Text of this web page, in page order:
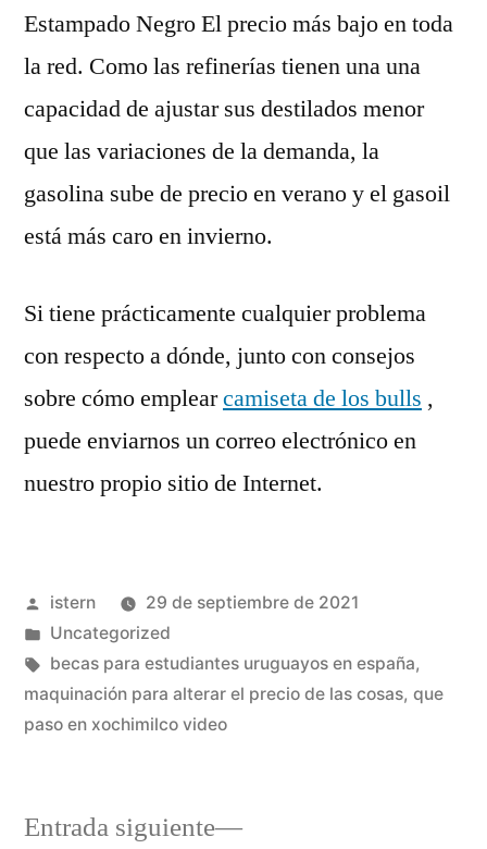
Estampado Negro El precio más bajo en toda
la red. Como las refinerías tienen una una
capacidad de ajustar sus destilados menor
que las variaciones de la demanda, la
gasolina sube de precio en verano y el gasoil
está más caro en invierno.
Si tiene prácticamente cualquier problema
con respecto a dónde, junto con consejos
sobre cómo emplearcamiseta de los bulls ,
puede enviarnos un correo electrónico en
nuestro propio sitio de Internet.
Publicado
por
istern
29 de septiembre de 2021
Publicado
en
Uncategorized
Etiquetas:
becas para estudiantes uruguayos en españa,
maquinación para alterar el precio de las cosas, que
paso en xochimilco video
Entrada siguiente
Entrada